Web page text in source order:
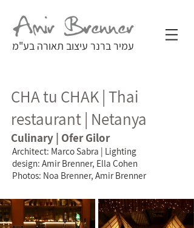
עמיר ברנר עיצוב תאורה בע"מ
CHA tu CHAK | Thai
restaurant | Netanya
Culinary | Ofer Gilor
Architect: Marco Sabra | Lighting
design: Amir Brenner, Ella Cohen
Photos: Noa Brenner, Amir Brenner